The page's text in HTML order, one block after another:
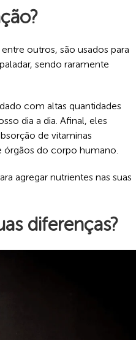
outros, são usados para
sendo raramente
com altas quantidades
dia a dia. Afinal, eles
de vitaminas
órgãos do corpo humano.
agregar nutrientes nas suas
diferenças?